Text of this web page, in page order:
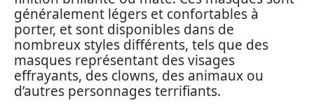
généralement légers et confortables à
porter, et sont disponibles dans de
nombreux styles différents, tels que des
masques représentant des visages
effrayants, des clowns, des animaux ou
d’autres personnages terrifiants.